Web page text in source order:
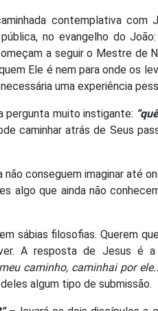
contemplativa
no evangelho do
a seguir o Mestre de
Ele é nem para onde os
uma experiência
pergunta muito instigante:
caminhar atrás de Seus
conseguem imaginar até
algo que ainda não
sábias filosofias. Querem
A resposta de Jesus é
caminho, caminhai por
algum tipo de submissão.